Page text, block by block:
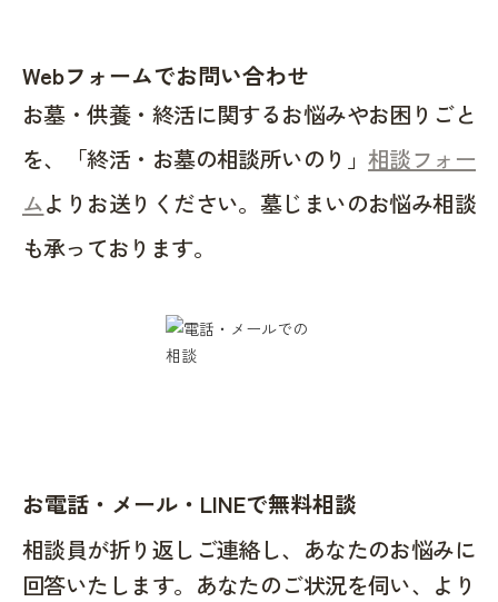
Webフォームでお問い合わせ
お墓・供養・終活に関するお悩みやお困りごと
を、「終活・お墓の相談所いのり」相談フォー
ムよりお送りください。墓じまいのお悩み相談
も承っております。
お電話・メール・LINEで無料相談
相談員が折り返しご連絡し、あなたのお悩みに
回答いたします。あなたのご状況を伺い、より